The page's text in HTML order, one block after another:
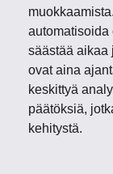
automatisoida
säästää aikaa
ovat aina
keskittyä
päätöksiä,
kehitystä.